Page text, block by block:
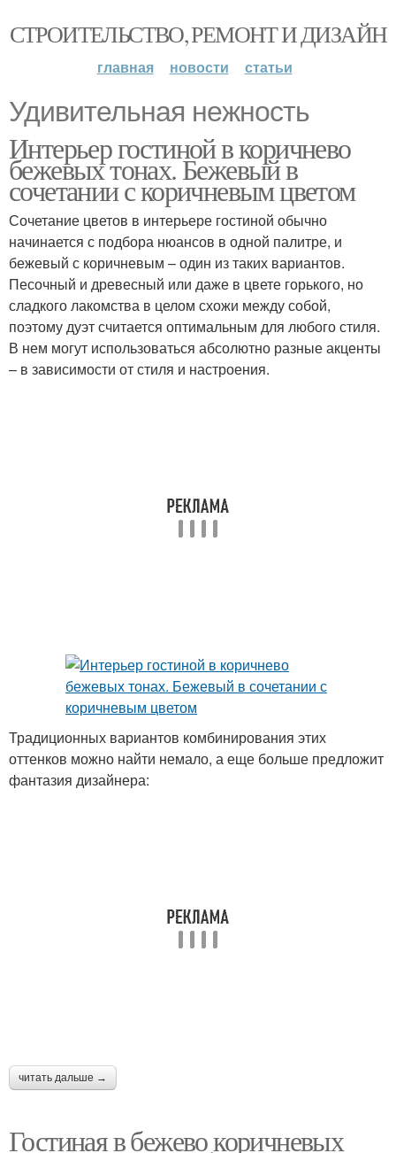
СТРОИТЕЛЬСТВО, РЕМОНТ И ДИЗАЙН
главная новости статьи
Удивительная нежность
Интерьер гостиной в коричнево
бежевых тонах. Бежевый в
сочетании с коричневым цветом
Сочетание цветов в интерьере гостиной обычно
начинается с подбора нюансов в одной палитре, и
бежевый с коричневым – один из таких вариантов.
Песочный и древесный или даже в цвете горького, но
сладкого лакомства в целом схожи между собой,
поэтому дуэт считается оптимальным для любого стиля.
В нем могут использоваться абсолютно разные акценты
– в зависимости от стиля и настроения.
Традиционных вариантов комбинирования этих
оттенков можно найти немало, а еще больше предложит
фантазия дизайнера:
читать дальше →
Гостиная в бежево коричневых